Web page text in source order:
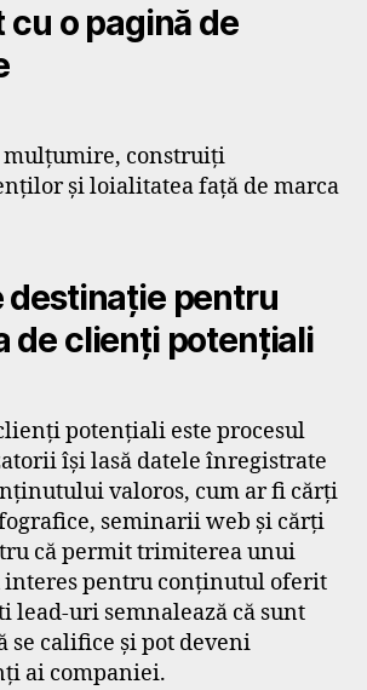
cu o pagină de
mulțumire, construiți
și loialitatea față de marca
destinație pentru
de clienți potențiali
potențiali este procesul
își lasă datele înregistrate
valoros, cum ar fi cărți
seminarii web și cărți
că permit trimiterea unui
interes pentru conținutul oferit
lead-uri semnalează că sunt
se califice și pot deveni
ai companiei.